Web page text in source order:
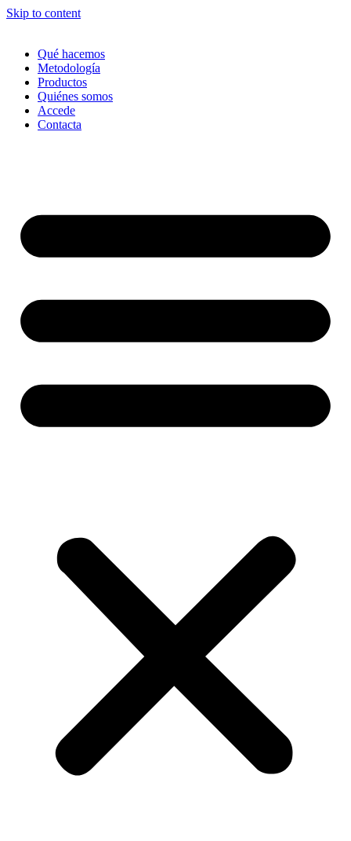
Skip to content
Qué hacemos
Metodología
Productos
Quiénes somos
Accede
Contacta